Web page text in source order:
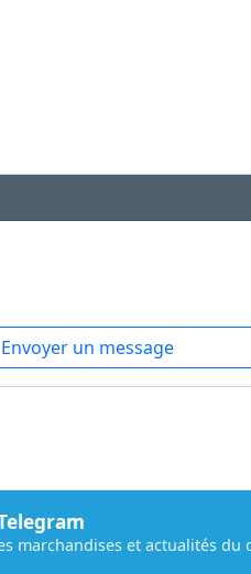
Envoyer un message
marchandises et actualités du